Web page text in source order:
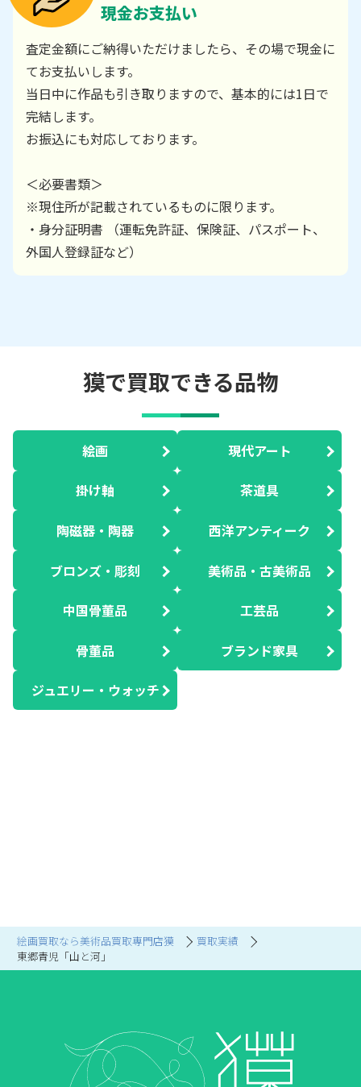
絵画買取なら美術品買取専門店獏
買取実績
東郷青児「山と河」
現金お支払い
査定金額にご納得いただけましたら、その場で現金に
てお支払いします。
当日中に作品も引き取りますので、基本的には1日で
完結します。
お振込にも対応しております。
＜必要書類＞
※現住所が記載されているものに限ります。
・身分証明書 （運転免許証、保険証、パスポート、
外国人登録証など）
獏で買取できる品物
絵画 現代アート
掛け軸 茶道具
陶磁器・陶器 西洋アンティーク
ブロンズ・彫刻 美術品・古美術品
中国骨董品 工芸品
骨董品 ブランド家具
ジュエリー・ウォッチ